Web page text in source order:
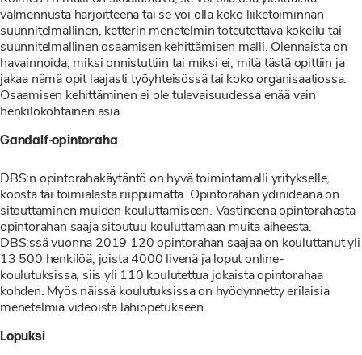
valmennusta harjoitteena tai se voi olla koko liiketoiminnan
suunnitelmallinen, ketterin menetelmin toteutettava kokeilu tai
suunnitelmallinen osaamisen kehittämisen malli. Olennaista on
havainnoida, miksi onnistuttiin tai miksi ei, mitä tästä opittiin ja
jakaa nämä opit laajasti työyhteisössä tai koko organisaatiossa.
Osaamisen kehittäminen ei ole tulevaisuudessa enää vain
henkilökohtainen asia.
Gandalf-opintoraha
DBS:n opintorahakäytäntö on hyvä toimintamalli yritykselle,
koosta tai toimialasta riippumatta. Opintorahan ydinideana on
sitouttaminen muiden kouluttamiseen. Vastineena opintorahasta
opintorahan saaja sitoutuu kouluttamaan muita aiheesta.
DBS:ssä vuonna 2019 120 opintorahan saajaa on kouluttanut yli
13 500 henkilöä, joista 4000 livenä ja loput online-
koulutuksissa, siis yli 110 koulutettua jokaista opintorahaa
kohden. Myös näissä koulutuksissa on hyödynnetty erilaisia
menetelmiä videoista lähiopetukseen.
Lopuksi